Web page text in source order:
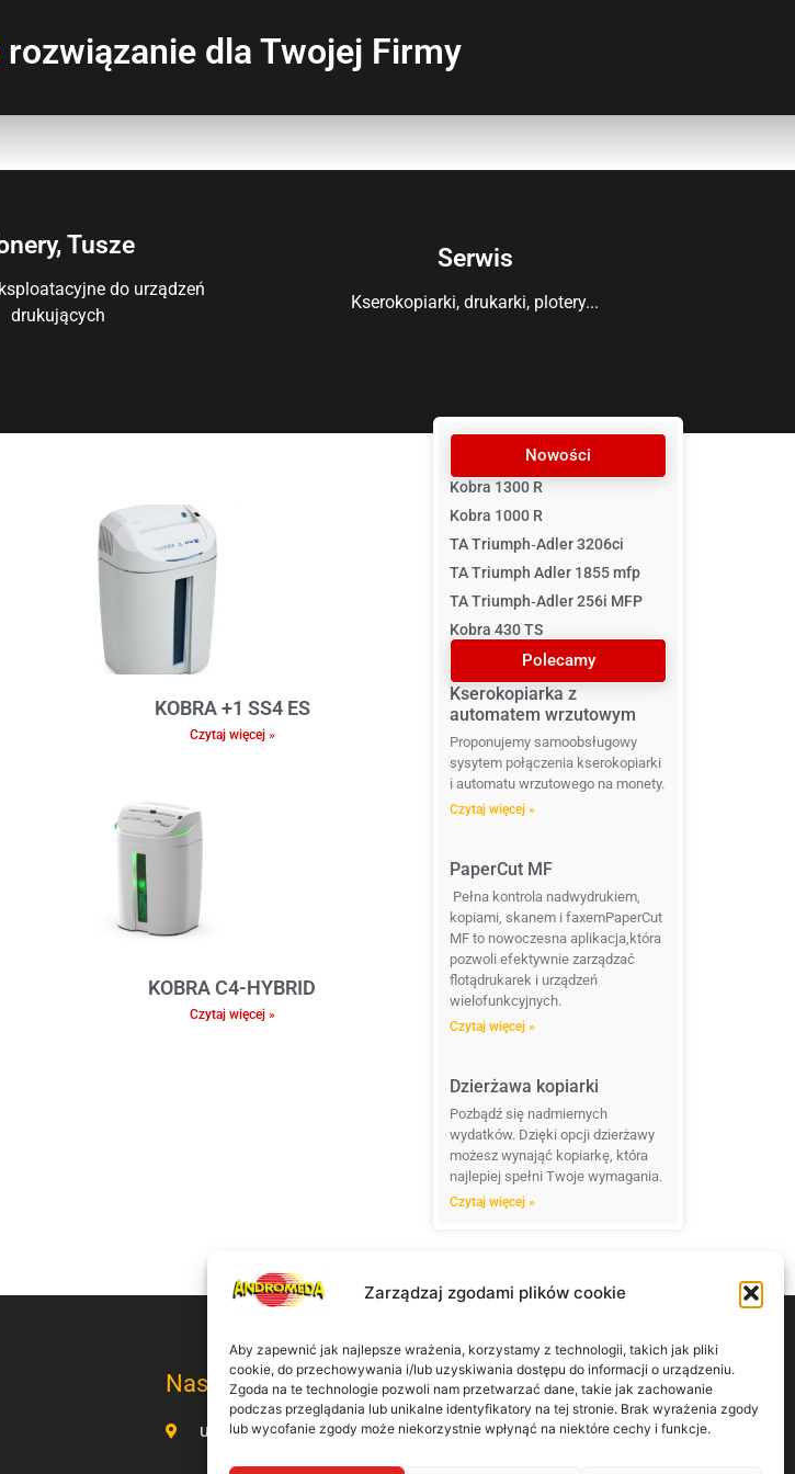
Zarządzaj zgodami plików cookie
Aby zapewnić jak najlepsze wrażenia, korzystamy z technologii, takich jak pliki
cookie, do przechowywania i/lub uzyskiwania dostępu do informacji o urządzeniu.
Zgoda na te technologie pozwoli nam przetwarzać dane, takie jak zachowanie
podczas przeglądania lub unikalne identyfikatory na tej stronie. Brak wyrażenia zgody
lub wycofanie zgody może niekorzystnie wpłynąć na niektóre cechy i funkcje.
rozwiązanie dla Twojej Firmy
Tusze
do urządzeń
drukujących
Serwis
Kserokopiarki, drukarki, plotery...
KOBRA +1 SS4 ES
Czytaj więcej »
KOBRA C4-HYBRID
Czytaj więcej »
Nowości
Kobra 1300 R
Kobra 1000 R
TA Triumph‐Adler 3206ci
TA Triumph Adler 1855 mfp
TA Triumph‐Adler 256i MFP
Kobra 430 TS
Polecamy
Kserokopiarka z
automatem wrzutowym
Proponujemy samoobsługowy
sysytem połączenia kserokopiarki
i automatu wrzutowego na monety.
Czytaj więcej »
PaperCut MF
Pełna kontrola nadwydrukiem,
kopiami, skanem i faxemPaperCut
MF to nowoczesna aplikacja,która
pozwoli efektywnie zarządzać
flotądrukarek i urządzeń
wielofunkcyjnych.
Czytaj więcej »
Dzierżawa kopiarki
Pozbądź się nadmiernych
wydatków. Dzięki opcji dzierżawy
możesz wynająć kopiarkę, która
najlepiej spełni Twoje wymagania.
Czytaj więcej »
Nasz adres:
ul. Kamiennogórska 9/41 60-179 Poznań